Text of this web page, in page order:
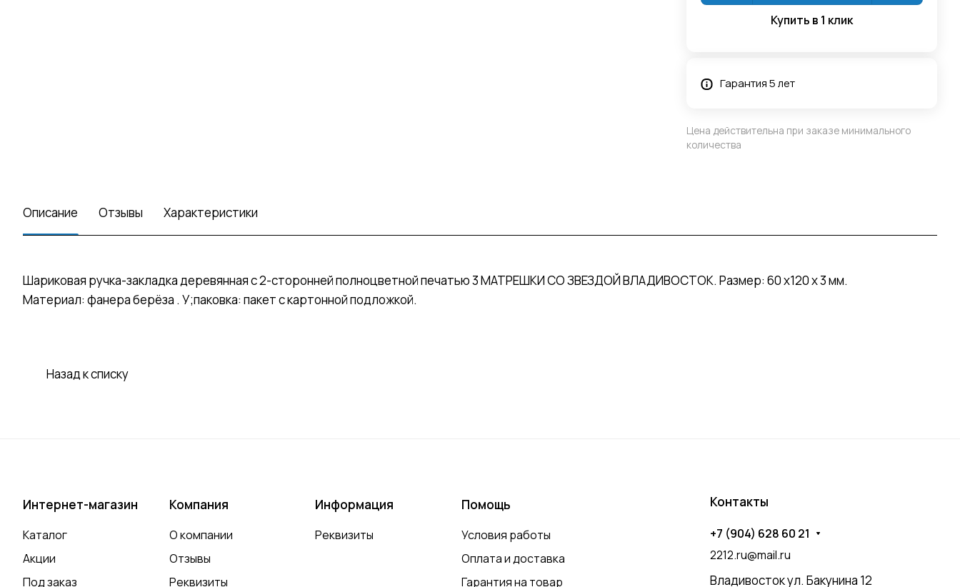
Купить в 1 клик
Гарантия 5 лет
Цена действительна при заказе минимального
количества
Описание Отзывы Характеристики
Шариковая ручка-закладка деревянная с 2-сторонней полноцветной печатью 3 МАТРЕШКИ СО ЗВЕЗДОЙ ВЛАДИВОСТОК. Размер: 60 х120 х 3 мм.
Материал: фанера берёза . У;паковка: пакет с картонной подложкой.
Назад к списку
Интернет-магазин
Каталог
Акции
Под заказ
Компания
О компании
Отзывы
Реквизиты
Информация
Реквизиты
Помощь
Условия работы
Оплата и доставка
Гарантия на товар
Контакты
+7 (904) 628 60 21
2212.ru@mail.ru
Владивосток ул. Бакунина 12